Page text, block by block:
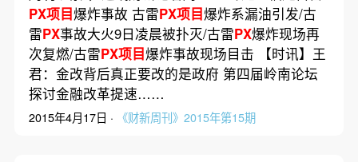
PX项目爆炸事故 古雷PX项目爆炸系漏油引发/古
雷PX事故大火9日凌晨被扑灭/古雷PX爆炸现场再
次复燃/古雷PX项目爆炸事故现场目击 【时讯】王
君：金改背后真正要改的是政府 第四届岭南论坛
探讨金融改革提速……
2015年4月17日 · 《财新周刊》2015年第15期